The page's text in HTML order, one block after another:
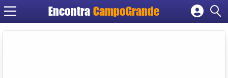
Encontra CampoGrande
Cadastrar empresa